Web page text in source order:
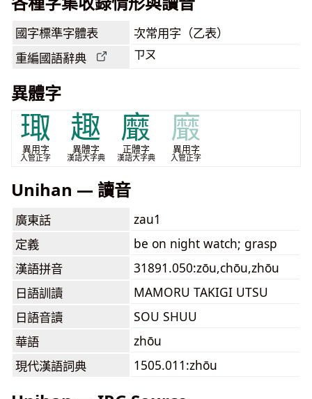
國字標準字體表 次常用字（乙表）
重編國語辭典 ㄗㄡ
異體字
㻓
異用字
入管正字
趣
異體字
漢語大字典
黀
正體字
漢語大字典
黀
異用字
入管正字
Unihan — 讀音
廣東話
zau1
定義
be on night watch; grasp
漢語拼音
31891.050:zōu,chōu,zhōu
日語訓讀
MAMORU TAKIGI UTSU
日語音讀
SOU SHUU
華語
zhōu
現代漢語詞典
1505.011:zhōu